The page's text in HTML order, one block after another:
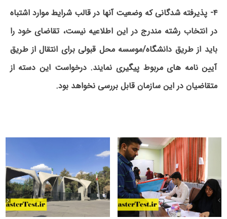
۴- پذیرفته شدگانی که وضعیت آنها در قالب شرایط موارد اشتباه
در انتخاب رشته مندرج در این اطلاعیه نیست، تقاضای خود را
باید از طریق دانشگاه/موسسه محل قبولی برای انتقال از طریق
آیین نامه های مربوط پیگیری نمایند. درخواست این دسته از
متقاضیان در این سازمان قابل بررسی نخواهد بود.